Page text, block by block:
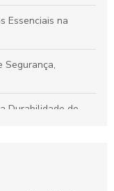
Essenciais na
Segurança,
Durabilidade de